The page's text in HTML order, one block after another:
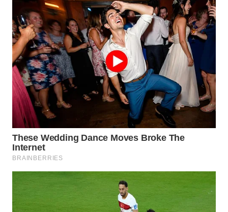
KARAWANG
WN
BEKASI
WN
BOGOR
WN
DEPOK
WN
TAPANULI
SAMOSIR